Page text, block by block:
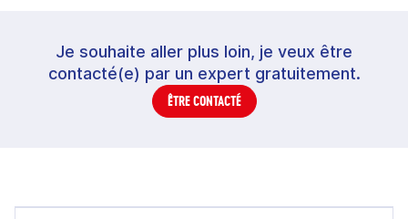
Je souhaite aller plus loin, je veux être
contacté(e) par un expert gratuitement.
ÊTRE CONTACTÉ